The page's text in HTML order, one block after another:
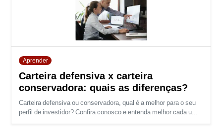
Aprender
Carteira defensiva x carteira
conservadora: quais as diferenças?
Carteira defensiva ou conservadora, qual é a melhor para o seu
perfil de investidor? Confira conosco e entenda melhor cada u...